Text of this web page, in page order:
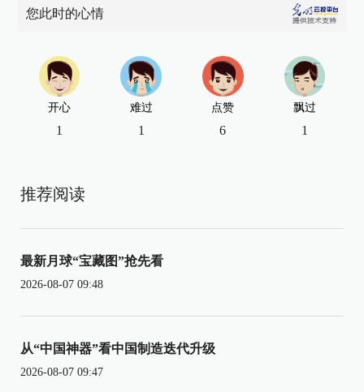
您此时的心情
开心
1
难过
1
点赞
6
飘过
1
推荐阅读
最新月球“宝藏图”抢先看
2026-08-07 09:48
从“中国神器”看中国制造迭代升级
2026-08-07 09:47